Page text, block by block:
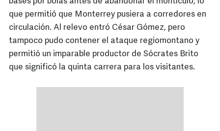
que permitió que Monterrey pusiera a corredores en
circulación. Al relevo entró César Gómez, pero
tampoco pudo contener el ataque regiomontano y
permitió un imparable productor de Sócrates Brito
que significó la quinta carrera para los visitantes.